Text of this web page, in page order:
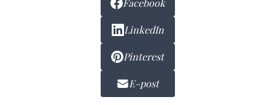
Facebook
LinkedIn
Pinterest
E-post